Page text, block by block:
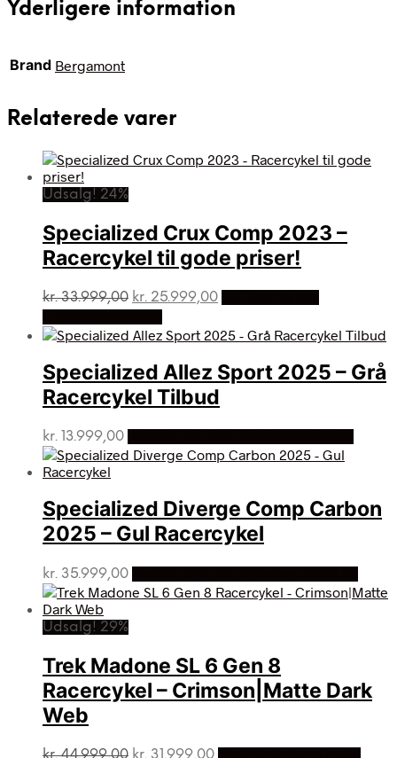
Yderligere information
Brand Bergamont
Relaterede varer
Udsalg! 24%
Specialized Crux Comp 2023 –
Racercykel til gode priser!
kr.33.999,00 Den
oprindelige
pris
kr. 33.999,00.
kr. 25.999,00Den
pris
kr. 25.999,00.
Specialized Allez Sport 2025 – Grå
Racercykel Tilbud
kr. 13.999,00
Specialized Diverge Comp Carbon
2025 – Gul Racercykel
kr. 35.999,00
Udsalg! 29%
Trek Madone SL 6 Gen 8
Racercykel – Crimson|Matte Dark
Web
kr.44.999,00 Den
kr. 31.999,00Den